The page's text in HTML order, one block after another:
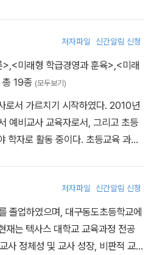
것을 알고 있다. 이것을 알아차리는
라 그런 지식에 대한 경험 때문이다.
적이다. 즉, 느끼는 것이다.
는 우정이 있듯이 교사에게는 교육
란 무엇인가’, ‘교육한다는 것은 무엇
방식으로 행동한다. 사랑하는 연인
전에 그 상황을 알기도 힘들 뿐 더러
태로 만들어야 한다. 교사의 눈으
야 한다. 이런 식으로 교육에 대한 감
저자파일 신간알림 신청
>,<미래형 학급경영과 훈육>,<미래
19종 (모두보기)
로서 가르치기 시작하였다. 2010년
예비교사 교육자로서, 그리고 초등
학자로 활동 중이다. 초등교육 과정
2009, 2015, 2022 개정 교육과
과용 도서 개발에 참여해 왔다. 『2
교 통합교과 교육론』(학지사, 201
의미』(공역, 학지사, 2012) 등의
저자파일 신간알림 신청
졸업하였으며, 대구동도초등학교에
재는 텍사스 대학교 교육과정 전공
사 정체성 및 교사 성장, 비판적 교